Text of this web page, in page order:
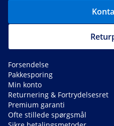
Forsendelse
Pakkesporing
Min konto
Returnering & Fortrydelsesret
Premium garanti
Ofte stillede spørgsmål